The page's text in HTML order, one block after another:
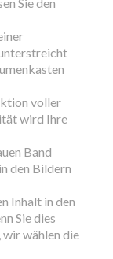
voller
wird Ihre
Band
den Bildern
Inhalt in den
Sie dies
wir wählen die